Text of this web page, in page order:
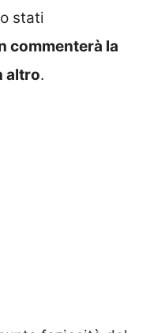
stati
commenterà la
altro.